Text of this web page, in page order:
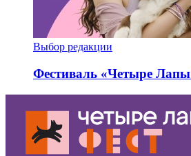
Выбор редакции
Фестиваль «Четыре Лапы